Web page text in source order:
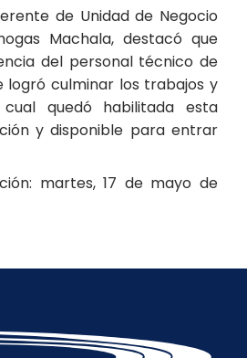
de Unidad de Negocio
Machala, destacó que
del personal técnico de
logró culminar los trabajos y
quedó habilitada esta
y disponible para entrar
martes, 17 de mayo de